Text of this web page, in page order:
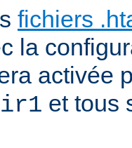
fichiers
la
activée
et tous